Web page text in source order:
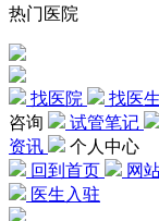
热门医院
找医院 找医生
咨询
试管笔记
资讯
个人中心
回到首页
网
医生入驻